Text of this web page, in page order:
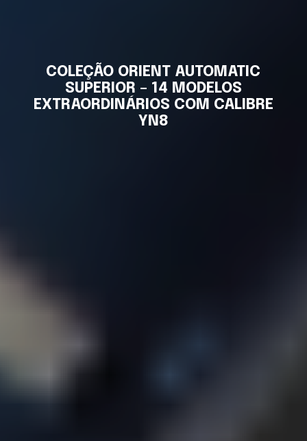
COLEÇÃO ORIENT AUTOMATIC
SUPERIOR – 14 MODELOS
EXTRAORDINÁRIOS COM CALIBRE
YN8